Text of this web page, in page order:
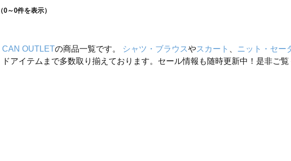
（0～0件を表示）
CAN OUTLETの商品一覧です。 シャツ・ブラウスやスカート ニット・セー
ドアイテムまで多数取り揃えております。セール情報も随時更新中！是非ご覧